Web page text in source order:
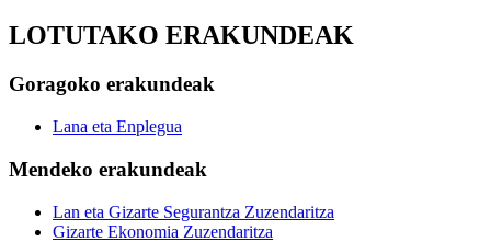
LOTUTAKO ERAKUNDEAK
Goragoko erakundeak
Lana eta Enplegua
Mendeko erakundeak
Lan eta Gizarte Segurantza Zuzendaritza
Gizarte Ekonomia Zuzendaritza